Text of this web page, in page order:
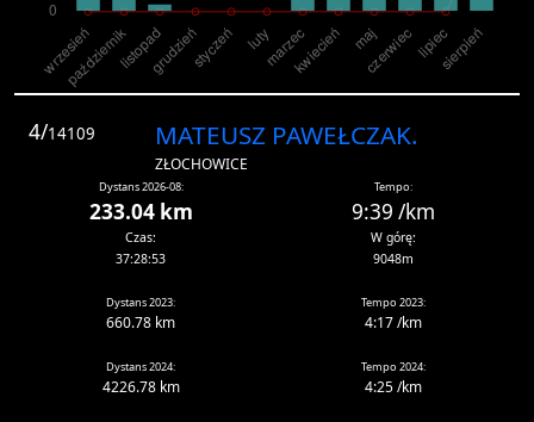
4/14109 MATEUSZ PAWEŁCZAK.
ZŁOCHOWICE
Dystans 2026-08:
233.04 km
Tempo:
9:39 /km
Czas:
37:28:53
W górę:
9048m
Dystans 2023:
660.78 km
Tempo 2023:
4:17 /km
Dystans 2024:
4226.78 km
Tempo 2024:
4:25 /km